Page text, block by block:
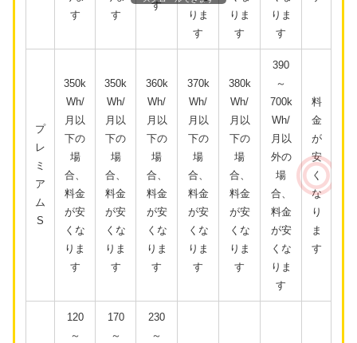
す
す
す
りま
す
りま
す
りま
す
プ
レ
ミ
ア
ム
S
350k
Wh/
月以
下の
場
合、
料金
が安
くな
りま
す
350k
Wh/
月以
下の
場
合、
料金
が安
くな
りま
す
360k
Wh/
月以
下の
場
合、
料金
が安
くな
りま
す
370k
Wh/
月以
下の
場
合、
料金
が安
くな
りま
す
380k
Wh/
月以
下の
場
合、
料金
が安
くな
りま
す
390
～
700k
Wh/
月以
外の
場
合、
料金
が安
くな
りま
す
料
金
が
安
く
な
り
ま
す
120
～
170
～
230
～